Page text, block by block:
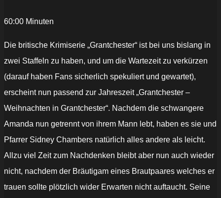
60:00 Minuten
Die britische Krimiserie „Grantchester“ ist bei uns bislang in
zwei Staffeln zu haben, und um die Wartezeit zu verkürzen
(darauf haben Fans sicherlich spekuliert und gewartet),
erscheint nun passend zur Jahreszeit „Grantchester –
Weihnachten in Grantchester“. Nachdem die schwangere
Amanda nun getrennt von ihrem Mann lebt, haben es sie und
Pfarrer Sidney Chambers natürlich alles andere als leicht.
Allzu viel Zeit zum Nachdenken bleibt aber nun auch wieder
nicht, nachdem der Bräutigam eines Brautpaares welches er
trauen sollte plötzlich wider Erwarten nicht auftaucht. Seine